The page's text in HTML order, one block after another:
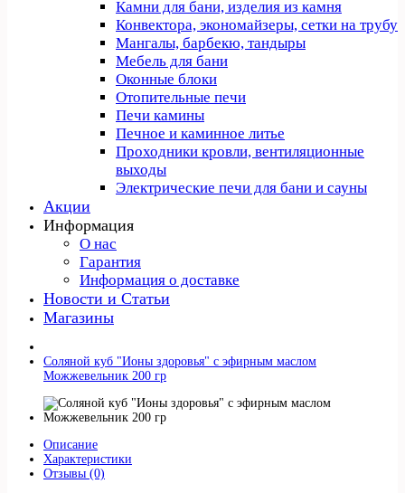
Камни для бани, изделия из камня
Конвектора, экономайзеры, сетки на трубу
Мангалы, барбекю, тандыры
Мебель для бани
Оконные блоки
Отопительные печи
Печи камины
Печное и каминное литье
Проходники кровли, вeнтиляционные
выходы
Электрические печи для бани и сауны
Акции
Информация
О нас
Гарантия
Информация о доставке
Новости и Статьи
Магазины
Cоляной куб "Ионы здоровья" с эфирным маслом
Можжевельник 200 гр
Описание
Характеристики
Отзывы (0)